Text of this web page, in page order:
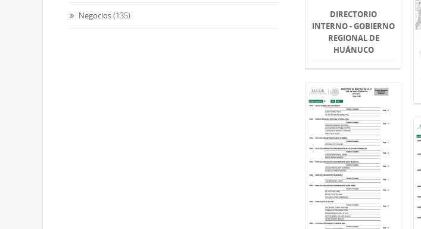
Negocios(135)
DIRECTORIO
INTERNO - GOBIERNO
REGIONAL DE
HUÁNUCO